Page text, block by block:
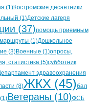
(1)Костромские десантники
(1)Детские лагеря
(37)помощь приемным
(1)Дошкольное
(3)Военные (1)опросы,
статистика (5)субботник
здравоохранения
(8)ЖКХ (45)бал
Ветераны (10)ФСБ